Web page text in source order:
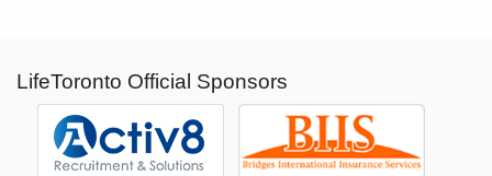
LifeToronto Official Sponsors